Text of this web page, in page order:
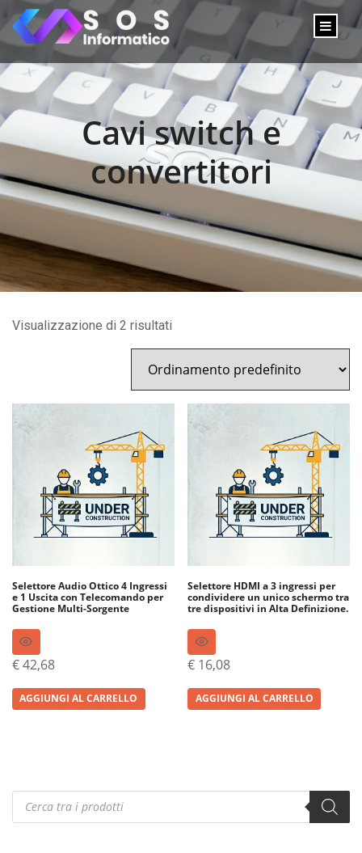
Cavi switch e
convertitori
Visualizzazione di 2 risultati
Selettore Audio Ottico 4 Ingressi
e 1 Uscita con Telecomando per
Gestione Multi-Sorgente
€42,68
AGGIUNGI AL CARRELLO
Selettore HDMI a 3 ingressi per
condividere un unico schermo tra
tre dispositivi in Alta Definizione.
€ 16,08
AGGIUNGI AL CARRELLO
Products
search